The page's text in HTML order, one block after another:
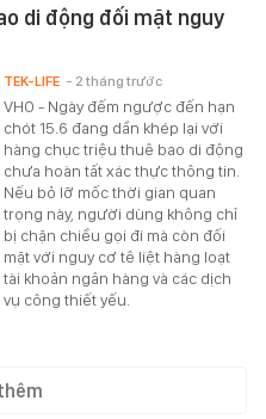
di động đối mặt nguy
VHO - Ngày đếm ngược đến hạn
chót 15.6 đang dần khép lại với
hàng chục triệu thuê bao di động
chưa hoàn tất xác thực thông tin.
Nếu bỏ lỡ mốc thời gian quan
trọng này, người dùng không chỉ
bị chặn chiều gọi đi mà còn đối
mặt với nguy cơ tê liệt hàng loạt
tài khoản ngân hàng và các dịch
vụ công thiết yếu.
TEK-LIFE - 2 tháng trước